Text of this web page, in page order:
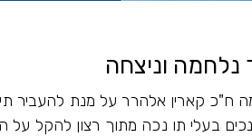
נלחמה וניצחה
ח"כ קארין אלהרר על מנת להעביר
בעלי תו נכה מתוך רצון להקל על